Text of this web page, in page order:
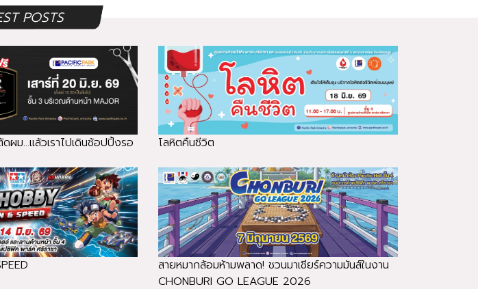
POSTS
ม...แล้วเราไปเดินช้อปปิ้งรอ
โลหิตคืนชีวิต
สายหมากล้อมห้ามพลาด! ชวนมาเชียร์ความมันส์ในงาน
CHONBURI GO LEAGUE 2026